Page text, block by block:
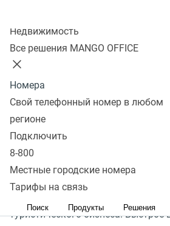
Недвижимость
Все решения MANGO OFFICE
Номера
Свой телефонный номер в любом
регионе
Подключить
8-800
Местные городские номера
Тарифы на связь
Поиск Продукты Решения
туристических кластеров и их
важно организовать надежную
команд и оперативно
туристов.
MANGO OFFICE разработал решения
туристического бизнеса. Быстрое